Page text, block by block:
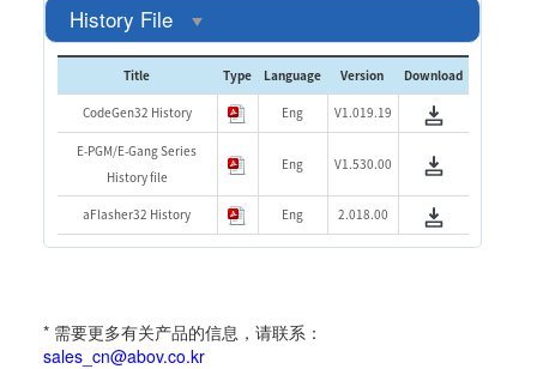
History File
Title Type Language Version Download
CodeGen32 History Eng V1.019.19
E-PGM/E-Gang Series
History file
Eng V1.530.00
aFlasher32 History Eng 2.018.00
* 需要更多有关产品的信息，请联系：
sales_cn@abov.co.kr